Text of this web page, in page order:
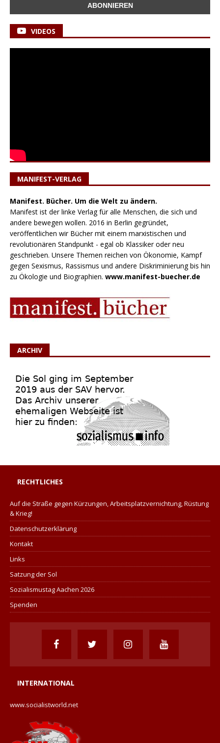
VIDEOS
MANIFEST-VERLAG
Manifest. Bücher. Um die Welt zu ändern.
Manifest ist der linke Verlag für alle Menschen, die sich und
andere bewegen wollen. 2016 in Berlin gegründet,
veröffentlichen wir Bücher mit einem marxistischen und
revolutionären Standpunkt - egal ob Klassiker oder neu
geschrieben. Unsere Themen reichen von Ökonomie, Kampf
gegen Sexismus, Rassismus und andere Diskriminierung bis hin
zu Ökologie und Biographien. www.manifest-buecher.de
ARCHIV
RECHTLICHES
Auf die Straße gegen Kürzungen, Arbeitsplatzvernichtung, Rüstung
& Krieg!
Datenschutzerklärung
Kontakt
Links
Satzung der Sol
Sozialismustag Aachen 2026
Spenden
INTERNATIONAL
www.socialistworld.net